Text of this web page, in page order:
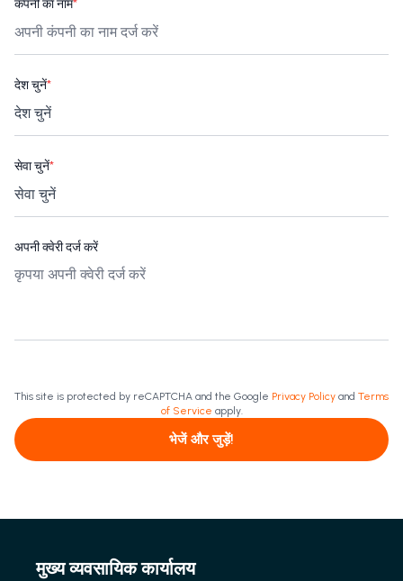
कंपनी का नाम*
देश चुनें*
सेवा चुनें*
अपनी क्वेरी दर्ज करें
This site is protected by reCAPTCHA and the Google Privacy Policy and Terms
of Service apply.
भेजें और जुड़ें!
मुख्य व्यवसायिक कार्यालय